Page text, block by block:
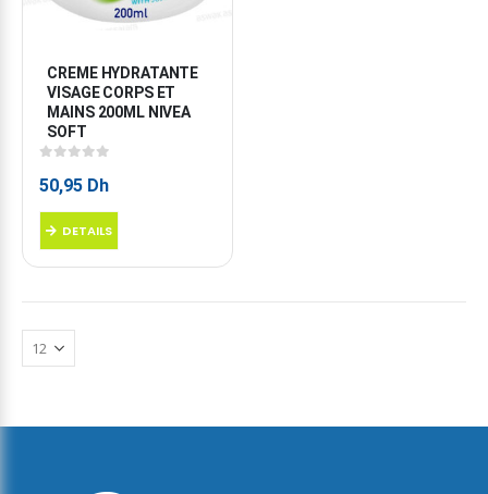
CREME HYDRATANTE
VISAGE CORPS ET
MAINS 200ML NIVEA
SOFT
50,95 Dh
DETAILS